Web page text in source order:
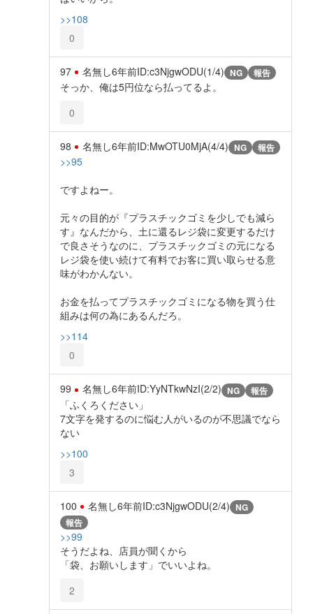
>>108
0
97 名無し6年前ID:c3NjgwODU(1/4) NG 報告
そっか、俺は5円位なら払ってるよ。
0
98 名無し6年前ID:MwOTU0MjA(4/4) NG 報告
>>95
ですよねー。
元々の目的が『プラスチックゴミを少しでも減ら
す』なんだから、土に還るレジ袋に変更するだけ
で良さそうなのに、プラスチックゴミの元になる
レジ袋を使い続けて有料でお客に買い取らせる意
味がわかんない。
お金を払ってプラスチックゴミになる物を買う仕
組みは何の為にあるんだろ。
>>114
0
99 名無し6年前ID:YyNTkwNzI(2/2) NG 報告
「ふくろください」
7文字を発するのに悩む人がいるのが不思議でなら
ない
>>100
3
100 名無し6年前ID:c3NjgwODU(2/4) NG
報告
>>99
そうだよね、店員が聞くから
「袋、お願いします」でいいよね。
2